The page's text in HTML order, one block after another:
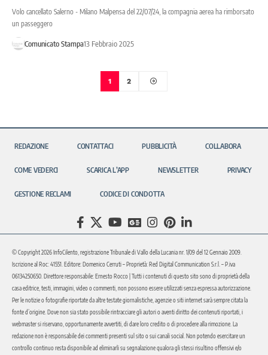
Volo cancellato Salerno - Milano Malpensa del 22/07/24, la compagnia aerea ha rimborsato
un passeggero
Comunicato Stampa13 Febbraio 2025
1 2
REDAZIONE CONTATTACI PUBBLICITÀ COLLABORA
COME VEDERCI SCARICA L’APP NEWSLETTER PRIVACY
GESTIONE RECLAMI CODICE DI CONDOTTA
© Copyright 2026 InfoCilento, registrazione Tribunale di Vallo della Lucania nr. 1/09 del 12 Gennaio 2009.
Iscrizione al Roc: 41551. Editore: Domenico Cerruti – Proprietà: Red Digital Communication S.r.l. – P.iva
06134250650. Direttore responsabile: Ernesto Rocco | Tutti i contenuti di questo sito sono di proprietà della
casa editrice, testi, immagini, video o commenti, non possono essere utilizzati senza espressa autorizzazione.
Per le notizie o fotografie riportate da altre testate giornalistiche, agenzie o siti internet sarà sempre citata la
fonte d’origine. Dove non sia stato possibile rintracciare gli autori o aventi diritto dei contenuti riportati, i
webmaster si riservano, opportunamente avvertiti, di dare loro credito o di procedere alla rimozione. La
redazione non è responsabile dei commenti presenti sul sito o sui canali social. Non potendo esercitare un
controllo continuo resta disponibile ad eliminarli su segnalazione qualora gli stessi risultino offensivi e/o